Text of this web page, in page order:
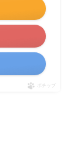
ポチップ